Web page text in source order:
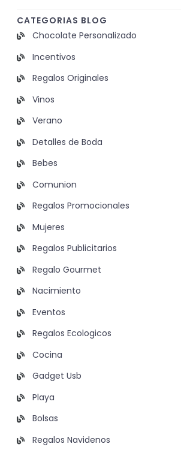
CATEGORIAS BLOG
Chocolate Personalizado
Incentivos
Regalos Originales
Vinos
Verano
Detalles de Boda
Bebes
Comunion
Regalos Promocionales
Mujeres
Regalos Publicitarios
Regalo Gourmet
Nacimiento
Eventos
Regalos Ecologicos
Cocina
Gadget Usb
Playa
Bolsas
Regalos Navidenos